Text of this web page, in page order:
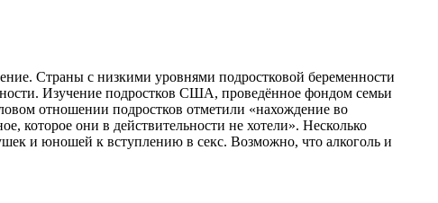
Страны с низкими уровнями подростковой беременности
Изучение подростков США, проведённое фондом семьи
отношении подростков отметили «нахождение во
которое они в действительности не хотели». Несколько
и юношей к вступлению в секс. Возможно, что алкоголь и